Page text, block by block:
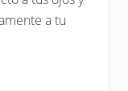
a tu